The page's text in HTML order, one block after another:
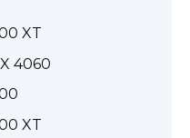
XT
4060
XT